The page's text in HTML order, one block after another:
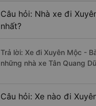
Câu hỏi: Nhà xe đi
nhất?
Trả lời: Xe đi Xuyên Mộc -
những nhà xe Tân Quang
Câu hỏi: Xe nào đi